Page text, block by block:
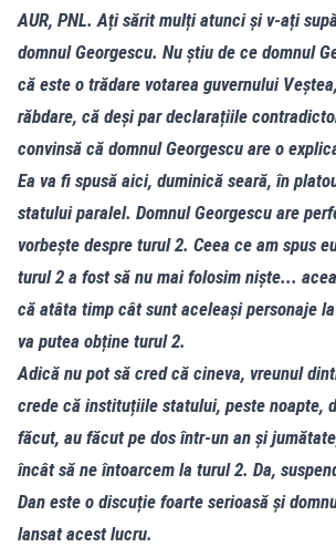
AUR, PNL. Ați sărit mulți atunci și v-ați
domnul Georgescu. Nu știu de ce domnul
că este o trădare votarea guvernului
răbdare, că deși par declarațiile
convinsă că domnul Georgescu are o
Ea va fi spusă aici, duminică seară, în
statului paralel. Domnul Georgescu are
vorbește despre turul 2. Ceea ce am spus
turul 2 a fost să nu mai folosim niște...
că atâta timp cât sunt aceleași personaje
va putea obține turul 2.
Adică nu pot să cred că cineva, vreunul
crede că instituțiile statului, peste noapte,
făcut, au făcut pe dos într-un an și
încât să ne întoarcem la turul 2. Da,
Dan este o discuție foarte serioasă și
lansat acest lucru.